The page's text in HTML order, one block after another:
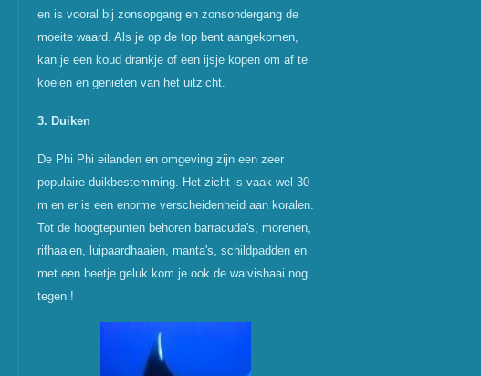
en is vooral bij zonsopgang en zonsondergang de
moeite waard. Als je op de top bent aangekomen,
kan je een koud drankje of een ijsje kopen om af te
koelen en genieten van het uitzicht.
3. Duiken
De Phi Phi eilanden en omgeving zijn een zeer
populaire duikbestemming. Het zicht is vaak wel 30
m en er is een enorme verscheidenheid aan koralen.
Tot de hoogtepunten behoren barracuda's, morenen,
rifhaaien, luipaardhaaien, manta's, schildpadden en
met een beetje geluk kom je ook de walvishaai nog
tegen !